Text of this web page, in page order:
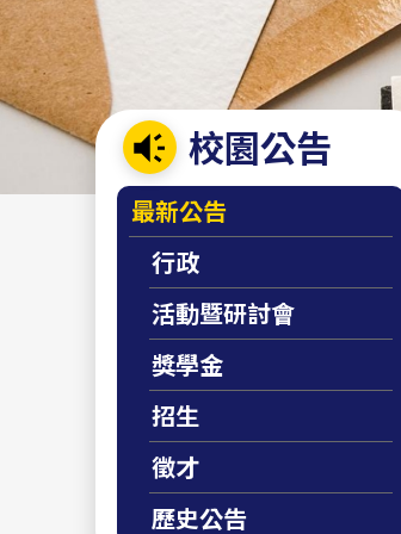
校園公告
最新公告
行政
活動暨研討會
獎學金
招生
徵才
歷史公告